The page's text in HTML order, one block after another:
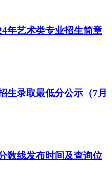
年艺术类专业招生简章
生录取最低分公示（7月
数线发布时间及查询位